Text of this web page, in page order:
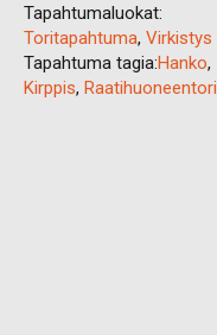
Tapahtumaluokat:
Toritapahtuma, Virkistys
Tapahtuma tagia:Hanko,
Kirppis, Raatihuoneentori